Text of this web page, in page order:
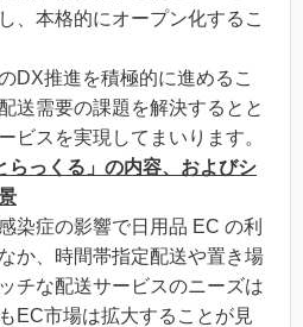
、本格的にオープン化するこ
DX推進を積極的に進めるこ
送需要の課題を解決するとと
ビスを実現してまいります。
らっくる」の内容、およびシ
染症の影響で日用品 EC の利
か、時間帯指定配送や置き場
チな配送サービスのニーズは
EC市場は拡大することが見